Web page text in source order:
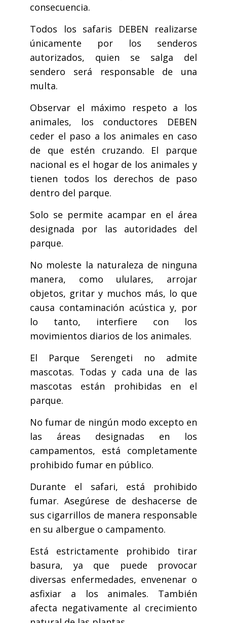
consecuencia.
Todos los safaris DEBEN realizarse
únicamente por los senderos
autorizados, quien se salga del
sendero será responsable de una
multa.
Observar el máximo respeto a los
animales, los conductores DEBEN
ceder el paso a los animales en caso
de que estén cruzando. El parque
nacional es el hogar de los animales y
tienen todos los derechos de paso
dentro del parque.
Solo se permite acampar en el área
designada por las autoridades del
parque.
No moleste la naturaleza de ninguna
manera, como ululares, arrojar
objetos, gritar y muchos más, lo que
causa contaminación acústica y, por
lo tanto, interfiere con los
movimientos diarios de los animales.
El Parque Serengeti no admite
mascotas. Todas y cada una de las
mascotas están prohibidas en el
parque.
No fumar de ningún modo excepto en
las áreas designadas en los
campamentos, está completamente
prohibido fumar en público.
Durante el safari, está prohibido
fumar. Asegúrese de deshacerse de
sus cigarrillos de manera responsable
en su albergue o campamento.
Está estrictamente prohibido tirar
basura, ya que puede provocar
diversas enfermedades, envenenar o
asfixiar a los animales. También
afecta negativamente al crecimiento